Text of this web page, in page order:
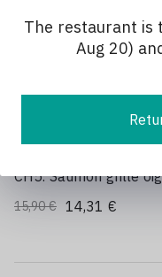
The restaurant is
Aug 20)
16,90 € 15,21 €
CH5. Saumon grillé
15,90 € 14,31 €